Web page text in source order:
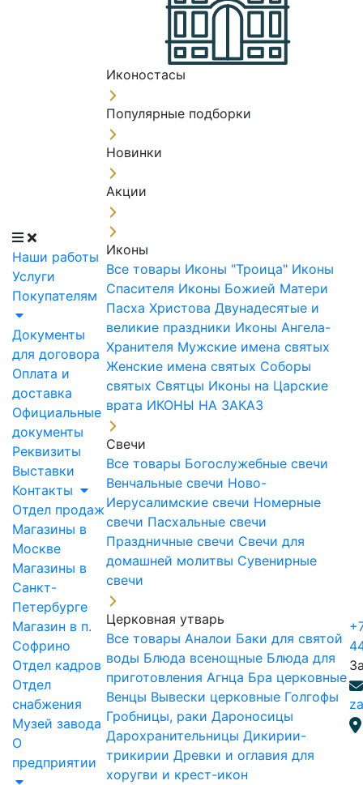
Наши работы
Услуги
Покупателям
Документы
для договора
Оплата и
доставка
Официальные
документы
Реквизиты
Выставки
Контакты
Отдел продаж
Магазины в
Москве
Магазины в
Санкт-
Петербурге
Магазин в п.
Софрино
Отдел кадров
Отдел
снабжения
Музей завода
О
предприятии
Иконостасы
Популярные подборки
Новинки
Акции
Иконы
Все товары Иконы "Троица" Иконы
Спасителя Иконы Божией Матери
Пасха Христова Двунадесятые и
великие праздники Иконы Ангела-
Хранителя Мужские имена святых
Женские имена святых Соборы
святых Святцы Иконы на Царские
врата ИКОНЫ НА ЗАКАЗ
Свечи
Все товары Богослужебные свечи
Венчальные свечи Ново-
Иерусалимские свечи Номерные
свечи Пасхальные свечи
Праздничные свечи Свечи для
домашней молитвы Сувенирные
свечи
Церковная утварь
Все товары Аналои Баки для святой
воды Блюда всенощные Блюда для
приготовления Агнца Бра церковные
Венцы Вывески церковные Голгофы
Гробницы, раки Дароносицы
Дарохранительницы Дикирии-
трикирии Древки и оглавия для
хоругви и крест-икон